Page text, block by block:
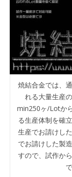
焼結合金では、
れる大量生産
min250ヶ/Lotか
る生産体制を確
生産でお請けし
でお請けした製
すので、試作か